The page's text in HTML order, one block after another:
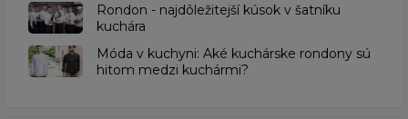
Rondon - najdôležitejší kúsok v šatníku
kuchára
​Móda v kuchyni: Aké kuchárske rondony sú
hitom medzi kuchármi?